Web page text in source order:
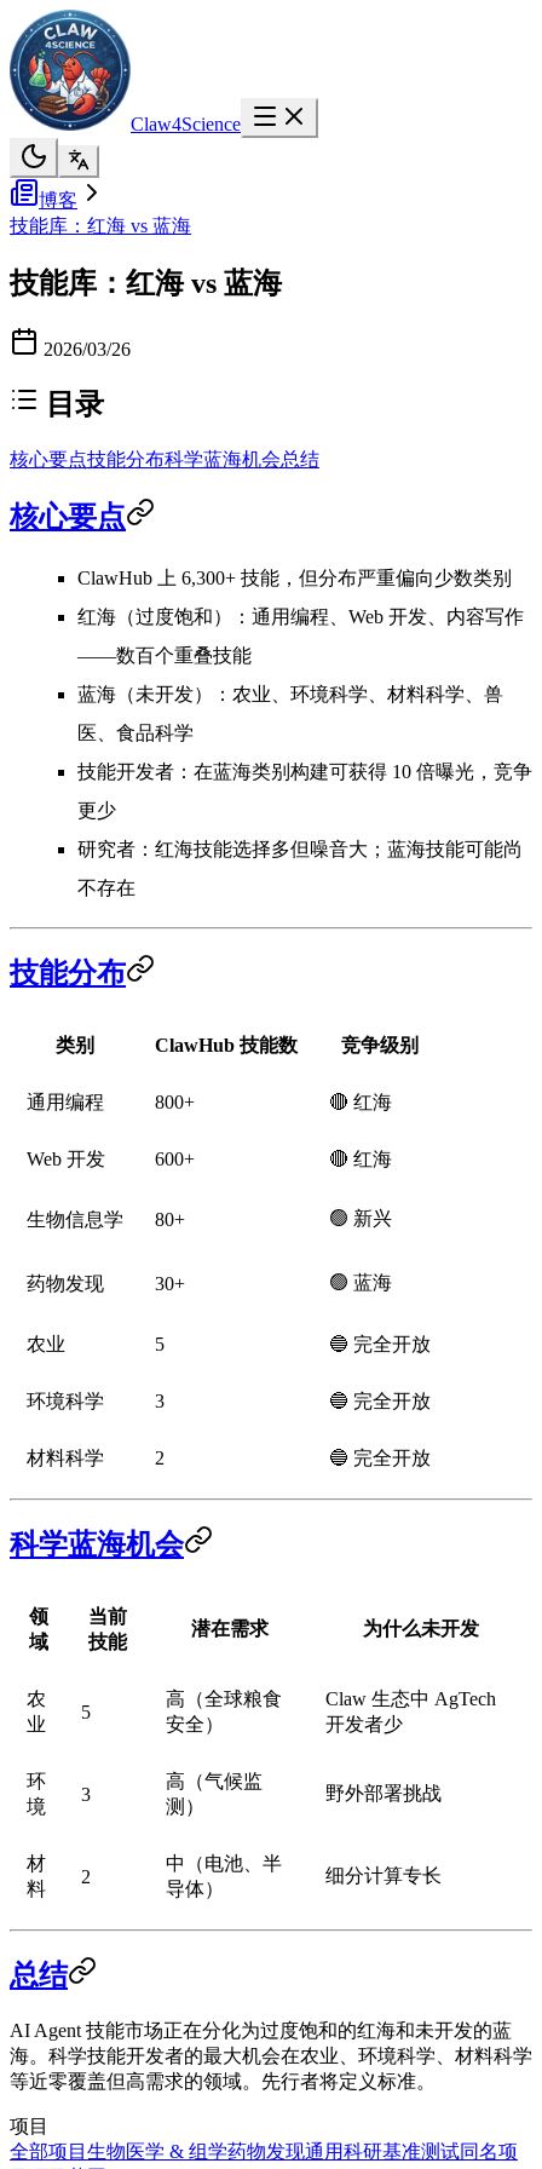
Claw4Science
博客
技能库：红海 vs 蓝海
技能库：红海 vs 蓝海
2026/03/26
目录
核心要点技能分布科学蓝海机会总结
核心要点
ClawHub 上 6,300+ 技能 ，但分布严重偏向少数类别
红海 （过度饱和）：通用编程、Web 开发、内容写作
——数百个重叠技能
蓝海 （未开发）：农业、环境科学、材料科学、兽
医、食品科学
技能开发者：在蓝海类别构建可获得 10 倍曝光，竞争
更少
研究者：红海技能选择多但噪音大；蓝海技能可能尚
不存在
技能分布
类别 ClawHub 技能数 竞争级别
通用编程 800+ 🔴 红海
Web 开发 600+ 🔴 红海
生物信息学 80+ 🟢 新兴
药物发现 30+ 🟢 蓝海
农业 5 🔵 完全开放
环境科学 3 🔵 完全开放
材料科学 2 🔵 完全开放
科学蓝海机会
领
域
当前
技能
潜在需求 为什么未开发
农
业
5
高（全球粮食
安全）
Claw 生态中 AgTech
开发者少
环
境
3
高（气候监
测）
野外部署挑战
材
料
2
中（电池、半
导体）
细分计算专长
总结
AI Agent 技能市场正在分化为过度饱和的红海和未开发的蓝
海。科学技能开发者的最大机会在农业、环境科学、材料科学
等近零覆盖但高需求的领域。先行者将定义标准。
项目
全部项目 生物医学 & 组学药物发现通用科研基准测试同名项